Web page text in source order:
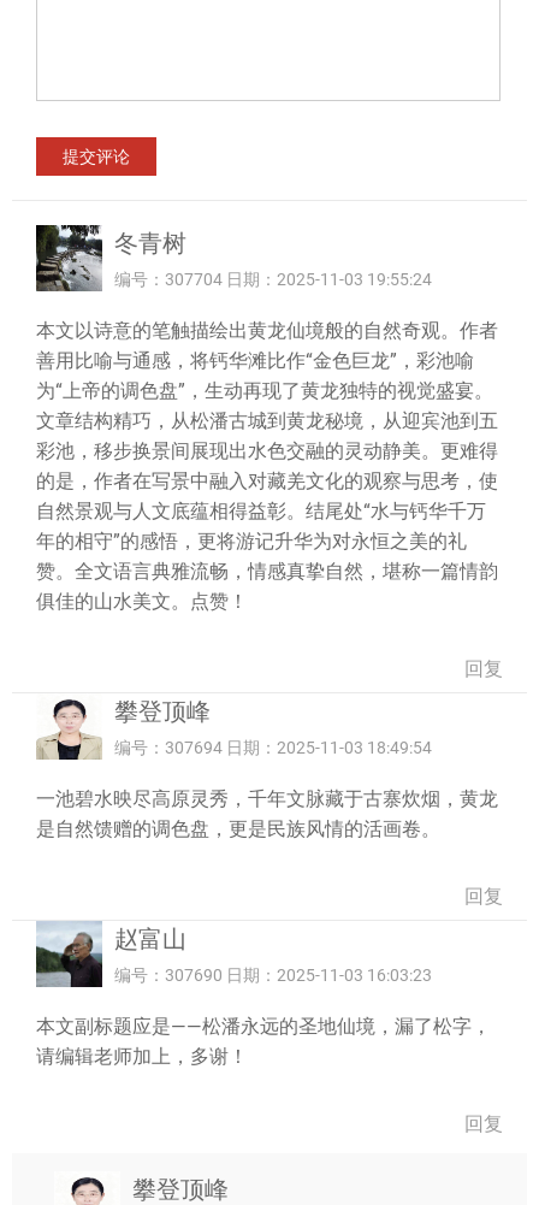
冬青树
编号：307704 日期：2025-11-03 19:55:24
本文以诗意的笔触描绘出黄龙仙境般的自然奇观。作者
善用比喻与通感，将钙华滩比作“金色巨龙”，彩池喻
为“上帝的调色盘”，生动再现了黄龙独特的视觉盛宴。
文章结构精巧，从松潘古城到黄龙秘境，从迎宾池到五
彩池，移步换景间展现出水色交融的灵动静美。更难得
的是，作者在写景中融入对藏羌文化的观察与思考，使
自然景观与人文底蕴相得益彰。结尾处“水与钙华千万
年的相守”的感悟，更将游记升华为对永恒之美的礼
赞。全文语言典雅流畅，情感真挚自然，堪称一篇情韵
俱佳的山水美文。点赞！
回复
攀登顶峰
编号：307694 日期：2025-11-03 18:49:54
一池碧水映尽高原灵秀，千年文脉藏于古寨炊烟，黄龙
是自然馈赠的调色盘，更是民族风情的活画卷。
回复
赵富山
编号：307690 日期：2025-11-03 16:03:23
本文副标题应是——松潘永远的圣地仙境，漏了松字，
请编辑老师加上，多谢！
回复
攀登顶峰